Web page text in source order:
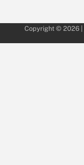
Copyright © 2026